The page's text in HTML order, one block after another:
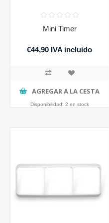
Mini Timer
€44,90 IVA incluido
AGREGAR A LA CESTA
Disponibilidad: 2 en stock